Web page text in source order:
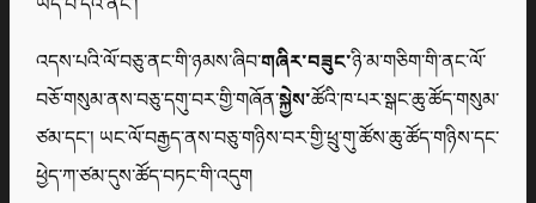
འདས་པའི་ལོ་བཅུ་ནང་གི་ཉམས་ཞིབ་གཞིར་བཟུང་ཉི་མ་གཅིག་གི་ནང་ལོ་
བཅོ་གསུམ་ནས་བཅུ་དགུ་བར་གྱི་གཞོན་སྐྱེས་ཚོའི་ཁ་པར་སྒང་ཆུ་ཚོད་གསུམ་
ཙམ་དང་། ཡང་ལོ་བརྒྱད་ནས་བཅུ་གཉིས་བར་གྱི་ཕྲུ་གུ་ཚོས་ཆུ་ཚོད་གཉིས་དང་
ཕྱེད་ཀ་ཙམ་དུས་ཚོད་བཏང་གི་འདུག